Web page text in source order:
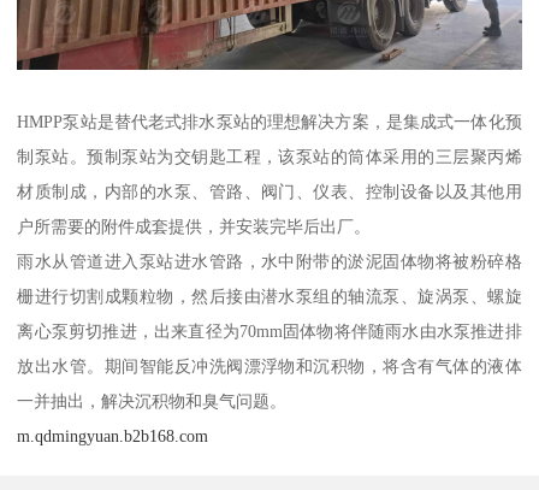
HMPP泵站是替代老式排水泵站的理想解决方案，是集成式一体化预
制泵站。预制泵站为交钥匙工程，该泵站的筒体采用的三层聚丙烯
材质制成，内部的水泵、管路、阀门、仪表、控制设备以及其他用
户所需要的附件成套提供，并安装完毕后出厂。
雨水从管道进入泵站进水管路，水中附带的淤泥固体物将被粉碎格
栅进行切割成颗粒物，然后接由潜水泵组的轴流泵、旋涡泵、螺旋
离心泵剪切推进，出来直径为70mm固体物将伴随雨水由水泵推进排
放出水管。期间智能反冲洗阀漂浮物和沉积物，将含有气体的液体
一并抽出，解决沉积物和臭气问题。
m.qdmingyuan.b2b168.com